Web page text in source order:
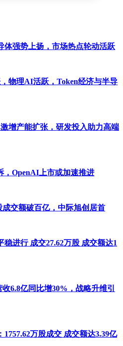
体强势上扬，市场热点轮动活跃
物理AI活跃，Token经济与半导
增产能扩张，研发投入助力高端
，OpenAI上市或加速推进
交额破百亿，中际旭创居首
稳进行 成交27.62万股 成交额达1
6.8亿同比增30%，战略升维引
万股成交 成交额达3.39亿